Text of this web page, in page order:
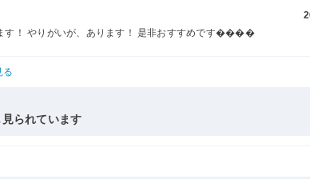
す！ やりがいが、あります！ 是非おすすめです����
る
られています